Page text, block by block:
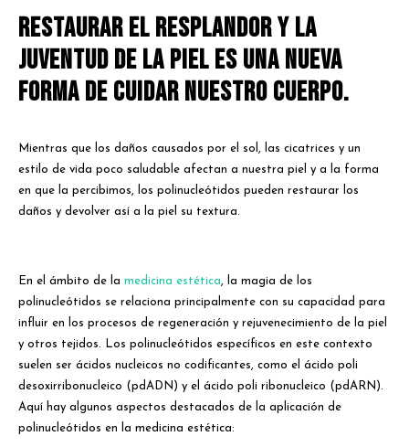
RESTAURAR EL RESPLANDOR Y LA
JUVENTUD DE LA PIEL ES UNA NUEVA
FORMA DE CUIDAR NUESTRO CUERPO.
Mientras que los daños causados por el sol, las cicatrices y un
estilo de vida poco saludable afectan a nuestra piel y a la forma
en que la percibimos, los polinucleótidos pueden restaurar los
daños y devolver así a la piel su textura.
En el ámbito de la medicina estética, la magia de los
polinucleótidos se relaciona principalmente con su capacidad para
influir en los procesos de regeneración y rejuvenecimiento de la piel
y otros tejidos. Los polinucleótidos específicos en este contexto
suelen ser ácidos nucleicos no codificantes, como el ácido poli
desoxirribonucleico (pdADN) y el ácido poli ribonucleico (pdARN).
Aquí hay algunos aspectos destacados de la aplicación de
polinucleótidos en la medicina estética: